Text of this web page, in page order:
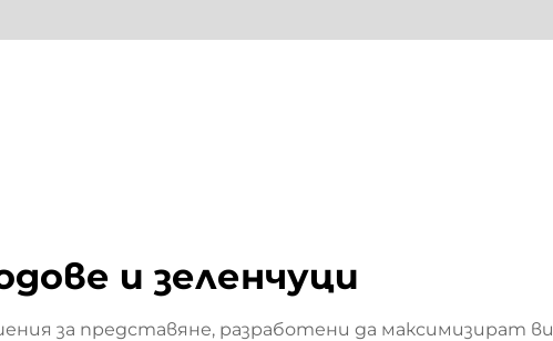
и зеленчуци
за представяне, разработени да максимизират